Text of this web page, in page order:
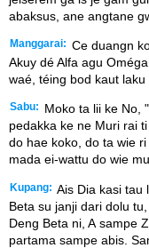
abaksus, ane angtane
Manggarai: Ce duangn
Akuy dé Alfa agu
waé, téing bod kaut
Sabu:
Moko ta lii ke No,
pedakka ke ne Muri rai
do hae koko, do ta wie
mada ei-wattu do wie
Kupang: Ais Dia kasi tau
Beta su janji dari dolu
Deng Beta ni, A sampe
partama sampe abis.